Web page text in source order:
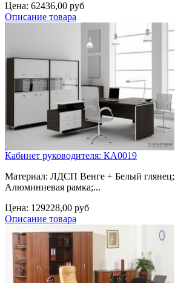
Цена: 62436,00 руб
Описание товара
Кабинет руководителя: КА0019
Материал: ЛДСП Венге + Белый глянец;
Алюминиевая рамка;...
Цена: 129228,00 руб
Описание товара